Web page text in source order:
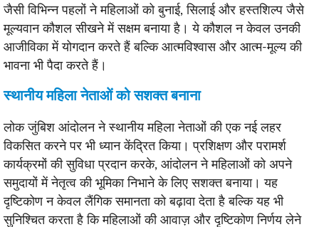
जैसी विभिन्न पहलों ने महिलाओं को बुनाई, सिलाई और हस्तशिल्प जैसे
मूल्यवान कौशल सीखने में सक्षम बनाया है। ये कौशल न केवल उनकी
आजीविका में योगदान करते हैं बल्कि आत्मविश्वास और आत्म-मूल्य की
भावना भी पैदा करते हैं।
स्थानीय महिला नेताओं को सशक्त बनाना
लोक जुंबिश आंदोलन ने स्थानीय महिला नेताओं की एक नई लहर
विकसित करने पर भी ध्यान केंद्रित किया। प्रशिक्षण और परामर्श
कार्यक्रमों की सुविधा प्रदान करके, आंदोलन ने महिलाओं को अपने
समुदायों में नेतृत्व की भूमिका निभाने के लिए सशक्त बनाया। यह
दृष्टिकोण न केवल लैंगिक समानता को बढ़ावा देता है बल्कि यह भी
सुनिश्चित करता है कि महिलाओं की आवाज़ और दृष्टिकोण निर्णय लेने